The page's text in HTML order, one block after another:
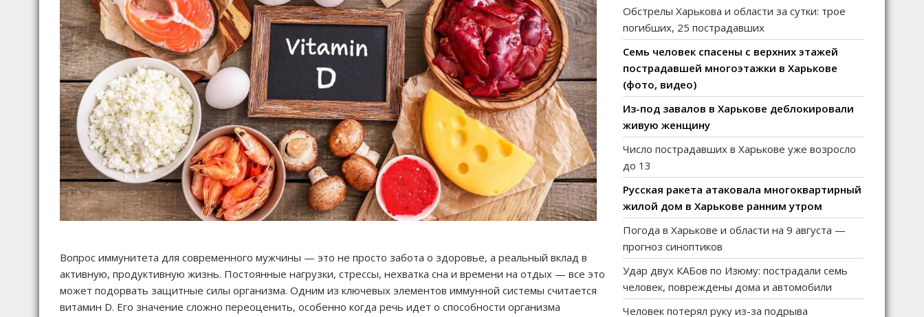
Вопрос иммунитета для современного мужчины — это не просто забота о здоровье, а реальный вклад в
активную, продуктивную жизнь. Постоянные нагрузки, стрессы, нехватка сна и времени на отдых — все это
может подорвать защитные силы организма. Одним из ключевых элементов иммунной системы считается
витамин D. Его значение сложно переоценить, особенно когда речь идет о способности организма
Обстрелы Харькова и области за сутки: трое
погибших, 25 пострадавших
Семь человек спасены с верхних этажей
пострадавшей многоэтажки в Харькове
(фото, видео)
Из-под завалов в Харькове деблокировали
живую женщину
Число пострадавших в Харькове уже возросло
до 13
Русская ракета атаковала многоквартирный
жилой дом в Харькове ранним утром
Погода в Харькове и области на 9 августа —
прогноз синоптиков
Удар двух КАБов по Изюму: пострадали семь
человек, повреждены дома и автомобили
Человек потерял руку из-за подрыва